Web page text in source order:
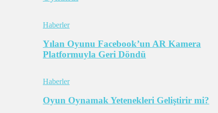
Haberler
Yılan Oyunu Facebook’un AR Kamera
Platformuyla Geri Döndü
Haberler
Oyun Oynamak Yetenekleri Geliştirir mi?